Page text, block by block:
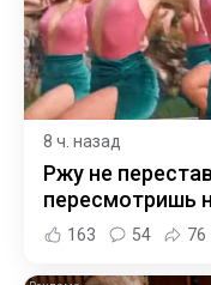
8 ч. назад
Ржу не
пересмотришь
163 54 76